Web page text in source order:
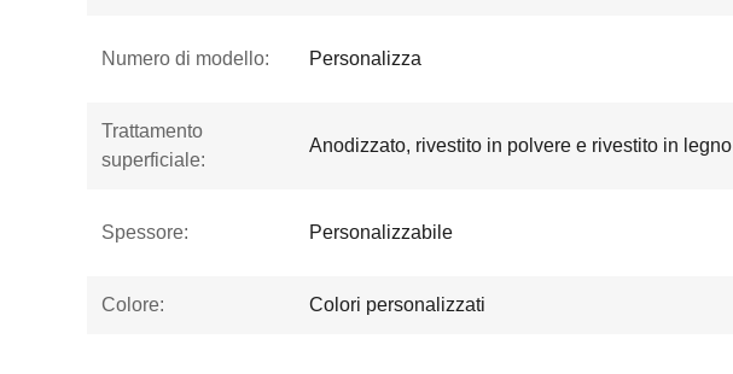
Numero di modello: Personalizza
Trattamento
superficiale:
Anodizzato, rivestito in polvere e rivestito in legno
Spessore: Personalizzabile
Colore: Colori personalizzati